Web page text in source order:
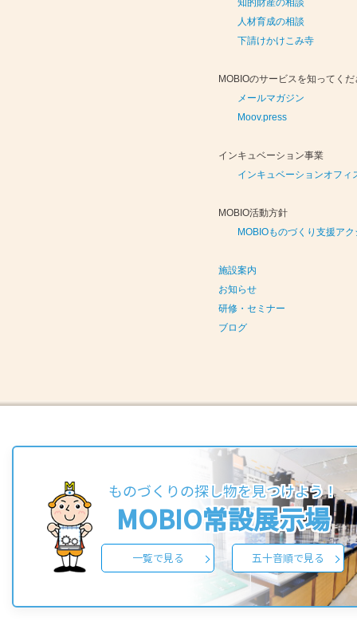
- ものづくりB2Bネットワーク
- 大阪ものづ
- ものづくりB2Bネットワーク
- 大阪ものづ
知的財産の相談
人材育成の相談
下請けかけこみ寺
MOBIOのサービスを知ってくだ
メールマガジン
Moov.press
インキュベーション事業
インキュベーションオフィ
MOBIO活動方針
MOBIOものづくり支援ア
施設案内
お知らせ
研修・セミナー
ブログ
ものづくりの探し物を見つけよう！
MOBIO常設展示場
一覧で見る 五十音順で見る